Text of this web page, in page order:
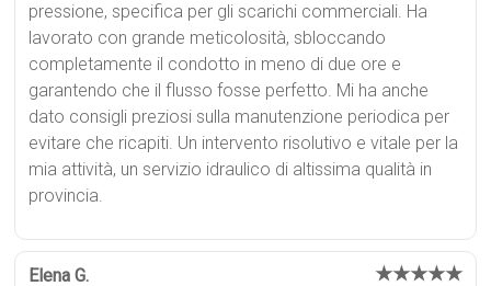
pressione, specifica per gli scarichi commerciali. Ha
lavorato con grande meticolosità, sbloccando
completamente il condotto in meno di due ore e
garantendo che il flusso fosse perfetto. Mi ha anche
dato consigli preziosi sulla manutenzione periodica per
evitare che ricapiti. Un intervento risolutivo e vitale per la
mia attività, un servizio idraulico di altissima qualità in
provincia.
Elena G. ★★★★★